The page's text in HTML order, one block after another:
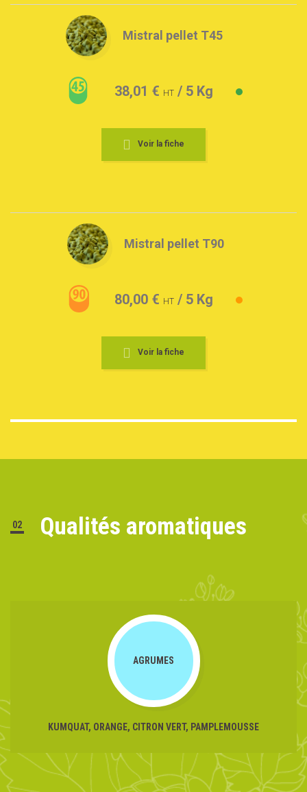
Mistral pellet T45
38,01 € HT / 5 Kg
Voir la fiche
Mistral pellet T90
80,00 € HT / 5 Kg
Voir la fiche
02 Qualités aromatiques
AGRUMES
KUMQUAT, ORANGE, CITRON VERT, PAMPLEMOUSSE